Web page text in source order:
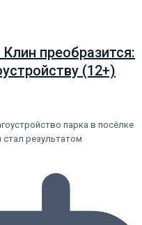
преобразится:
(12+)
парка в посёлке
результатом